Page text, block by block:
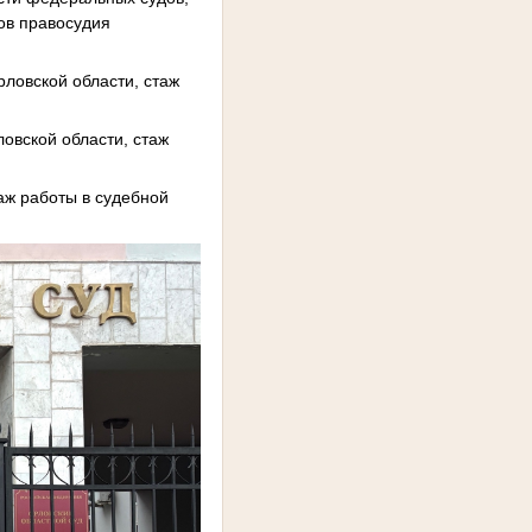
правосудия
области, стаж
области, стаж
работы в судебной